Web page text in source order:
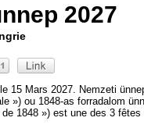
2027
15 Mars 2027. Nemzeti
») ou 1848-as forradalom
1848 ») est une des 3 fêtes